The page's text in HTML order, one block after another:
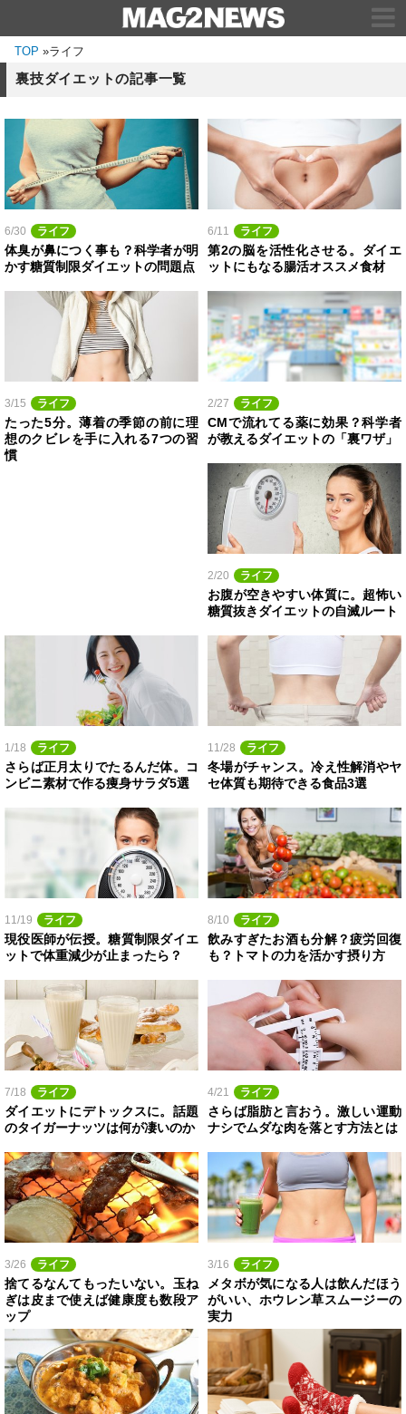
TOP »ライフ
裏技ダイエットの記事一覧
6/30 ライフ
体臭が鼻につく事も？科学者が明
かす糖質制限ダイエットの問題点
6/11 ライフ
第2の脳を活性化させる。ダイエ
ットにもなる腸活オススメ食材
3/15 ライフ
たった5分。薄着の季節の前に理
想のクビレを手に入れる7つの習
慣
2/27 ライフ
CMで流れてる薬に効果？科学者
が教えるダイエットの「裏ワザ」
2/20 ライフ
お腹が空きやすい体質に。超怖い
糖質抜きダイエットの自滅ルート
1/18 ライフ
さらば正月太りでたるんだ体。コ
ンビニ素材で作る痩身サラダ5選
11/28 ライフ
冬場がチャンス。冷え性解消やヤ
セ体質も期待できる食品3選
11/19 ライフ
現役医師が伝授。糖質制限ダイエ
ットで体重減少が止まったら？
8/10 ライフ
飲みすぎたお酒も分解？疲労回復
も？トマトの力を活かす摂り方
7/18 ライフ
ダイエットにデトックスに。話題
のタイガーナッツは何が凄いのか
4/21 ライフ
さらば脂肪と言おう。激しい運動
ナシでムダな肉を落とす方法とは
3/26 ライフ
捨てるなんてもったいない。玉ね
ぎは皮まで使えば健康度も数段ア
ップ
3/16 ライフ
メタボが気になる人は飲んだほう
がいい、ホウレン草スムージーの
実力